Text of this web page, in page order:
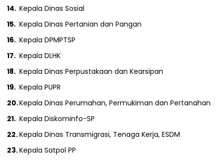
Kepala Dinas Sosial
Kepala Dinas Pertanian dan Pangan
Kepala DPMPTSP
Kepala DLHK
Kepala Dinas Perpustakaan dan Kearsipan
Kepala PUPR
Kepala Dinas Perumahan, Permukiman dan Pertanahan
Kepala Diskominfo-SP
Kepala Dinas Transmigrasi, Tenaga Kerja, ESDM
Kepala Satpol PP